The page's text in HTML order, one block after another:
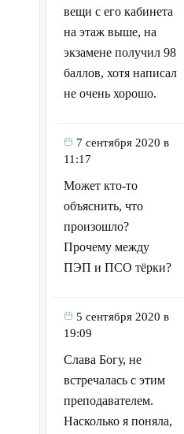
вещи с его кабинета
на этаж выше, на
экзамене получил 98
баллов, хотя написал
не очень хорошо.
7 сентября 2020 в
11:17
Может кто-то
объяснить, что
произошло?
Прочему между
ПЭП и ПСО тёрки?
5 сентября 2020 в
19:09
Слава Богу, не
встречалась с этим
преподавателем.
Насколько я поняла,